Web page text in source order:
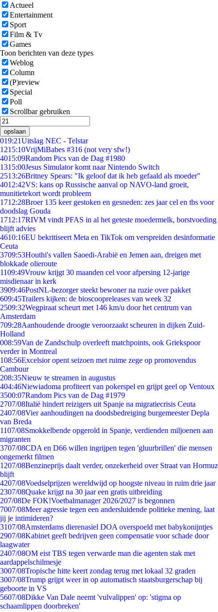
Actueel
Entertainment
Sport
Film & Tv
Games
Toon berichten van deze types
Weblog
Column
(P)review
Special
Poll
Scrollbar gebruiken
opslaan
019:21Uitslag NEC - Telstar
1215:10VrijMiBabes #316 (not very sfw!)
4015:09Random Pics van de Dag #1980
1315:00Jesus Simulator komt naar Nintendo Switch
2513:26Britney Spears: "Ik geloof dat ik heb gefaald als moeder"
4012:42VS: kans op Russische aanval op NAVO-land groeit,
munitietekort wordt probleem
1712:28Broer 135 keer gestoken en gesneden: zes jaar cel en tbs voor
doodslag Gouda
1712:17RIVM vindt PFAS in al het geteste moedermelk, borstvoeding
blijft advies
4610:16EU bekritiseert Meta en TikTok om verspreiden desinformatie
Ceuta
3709:53Houthi's vallen Saoedi-Arabië en Jemen aan, dreigen met
blokkade olieroute
1109:49Vrouw krijgt 30 maanden cel voor afpersing 12-jarige
misdienaar in kerk
3909:46PostNL-bezorger steekt bewoner na ruzie over pakket
609:45Trailers kijken: de bioscoopreleases van week 32
2509:32Wegpiraat scheurt met 146 km/u door het centrum van
Amsterdam
709:28Aanhoudende droogte veroorzaakt scheuren in dijken Zuid-
Holland
008:59Van de Zandschulp overleeft matchpoints, ook Griekspoor
verder in Montreal
108:56Excelsior opent seizoen met ruime zege op promovendus
Cambuur
208:35Nieuw te streamen in augustus
404:46Niewiadoma profiteert van pokerspel en grijpt geel op Ventoux
3500:07Random Pics van de Dag #1979
2707/08Italië hindert reizigers uit Spanje na migratiecrisis Ceuta
2407/08Vier aanhoudingen na doodsbedreiging burgemeester Depla
van Breda
1107/08Smokkelbende opgerold in Spanje, verdienden miljoenen aan
migranten
3707/08CDA en D66 willen ingrijpen tegen 'gluurbrillen' die mensen
ongemerkt filmen
1207/08Benzineprijs daalt verder, onzekerheid over Straat van Hormuz
blijft
4207/08Voedselprijzen wereldwijd op hoogste niveau in ruim drie jaar
2307/08Quake krijgt na 30 jaar een gratis uitbreiding
207/08De FOK!Voetbalmanager 2026/2027 is begonnen
7007/08Meer agressie tegen een andersluidende politieke mening, laat
jij je intimideren?
3107/08Amsterdams dierenasiel DOA overspoeld met babykonijntjes
2907/08Kabinet geeft bedrijven geen compensatie voor schade door
laagwater
2407/08OM eist TBS tegen verwarde man die agenten stak met
aardappelschilmesje
3007/08Tropische hitte keert zondag terug met lokaal 32 graden
3007/08Trump grijpt weer in op automatisch staatsburgerschap bij
geboorte in VS
5607/08Dikke Van Dale neemt 'vulvalippen' op: 'stigma op
schaamlippen doorbreken'